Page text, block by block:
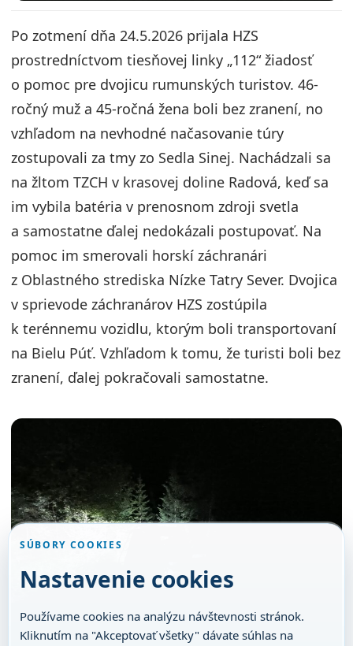
Po zotmení dňa 24.5.2026 prijala HZS
prostredníctvom tiesňovej linky „112“ žiadosť
o pomoc pre dvojicu rumunských turistov. 46-
ročný muž a 45-ročná žena boli bez zranení, no
vzhľadom na nevhodné načasovanie túry
zostupovali za tmy zo Sedla Sinej. Nachádzali sa
na žltom TZCH v krasovej doline Radová, keď sa
im vybila batéria v prenosnom zdroji svetla
a samostatne ďalej nedokázali postupovať. Na
pomoc im smerovali horskí záchranári
z Oblastného strediska Nízke Tatry Sever. Dvojica
v sprievode záchranárov HZS zostúpila
k terénnemu vozidlu, ktorým boli transportovaní
na Bielu Púť. Vzhľadom k tomu, že turisti boli bez
zranení, ďalej pokračovali samostatne.
SÚBORY COOKIES
Nastavenie cookies
Používame cookies na analýzu návštevnosti stránok.
Kliknutím na "Akceptovať všetky" dávate súhlas na